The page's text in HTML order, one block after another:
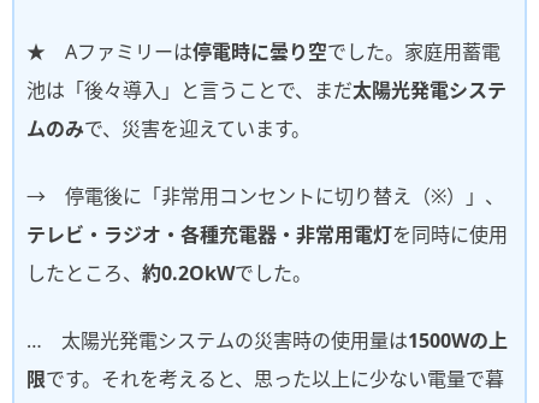
★ Aファミリーは停電時に曇り空でした。家庭用蓄電
池は「後々導入」と言うことで、まだ太陽光発電システ
ムのみで、災害を迎えています。
→ 停電後に「非常用コンセントに切り替え（※）」、
テレビ・ラジオ・各種充電器・非常用電灯を同時に使用
したところ、 約0.2OkWでした。
… 太陽光発電システムの災害時の使用量は1500Wの上
限です。それを考えると、思った以上に少ない電量で暮